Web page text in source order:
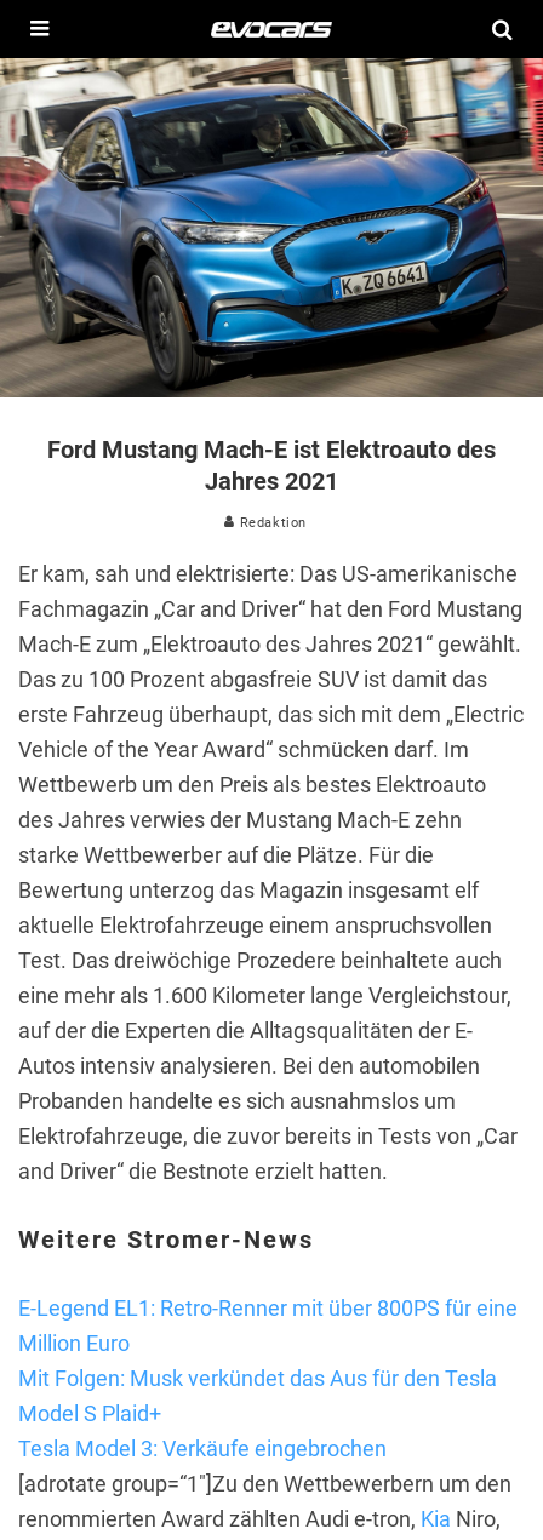
Ford Mustang Mach-E ist Elektroauto des
Jahres 2021
Redaktion
Er kam, sah und elektrisierte: Das US-amerikanische
Fachmagazin „Car and Driver“ hat den Ford Mustang
Mach-E zum „Elektroauto des Jahres 2021“ gewählt.
Das zu 100 Prozent abgasfreie SUV ist damit das
erste Fahrzeug überhaupt, das sich mit dem „Electric
Vehicle of the Year Award“ schmücken darf. Im
Wettbewerb um den Preis als bestes Elektroauto
des Jahres verwies der Mustang Mach-E zehn
starke Wettbewerber auf die Plätze. Für die
Bewertung unterzog das Magazin insgesamt elf
aktuelle Elektrofahrzeuge einem anspruchsvollen
Test. Das dreiwöchige Prozedere beinhaltete auch
eine mehr als 1.600 Kilometer lange Vergleichstour,
auf der die Experten die Alltagsqualitäten der E-
Autos intensiv analysieren. Bei den automobilen
Probanden handelte es sich ausnahmslos um
Elektrofahrzeuge, die zuvor bereits in Tests von „Car
and Driver“ die Bestnote erzielt hatten.
Weitere Stromer-News
E-Legend EL1: Retro-Renner mit über 800PS für eine
Million Euro
Mit Folgen: Musk verkündet das Aus für den Tesla
Model S Plaid+
Tesla Model 3: Verkäufe eingebrochen
[adrotate group=“1″]Zu den Wettbewerbern um den
renommierten Award zählten Audi e-tron, Kia Niro,